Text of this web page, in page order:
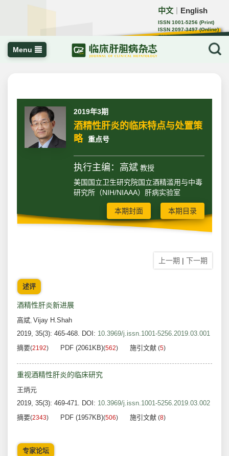
中文 English
ISSN 1001-5256 (Print)
ISSN 2097-3497 (Online)
CN 22-1108/R
Menu
2019年3期
酒精性肝炎的临床特点与处置策
略 重点号
执行主编：高斌教授
美国国立卫生研究院国立酒精滥用与中毒
研究所（NIH/NIAAA）肝病实验室
本期封面 本期目录
上一期 | 下一期
述评
酒精性肝炎新进展
高斌, Vijay H.Shah
2019, 35(3): 465-468. DOI: 10.3969/j.issn.1001-5256.2019.03.001
摘要(2192) PDF (2061KB)(562) 施引文献 (5)
重视酒精性肝炎的临床研究
王炳元
2019, 35(3): 469-471. DOI: 10.3969/j.issn.1001-5256.2019.03.002
摘要(2343) PDF (1957KB)(506) 施引文献 (8)
专家论坛